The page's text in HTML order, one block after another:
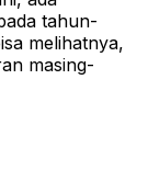
tahun-
melihatnya,
masing-